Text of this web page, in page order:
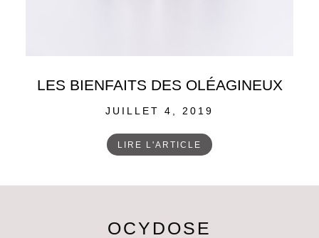
LES BIENFAITS DES OLÉAGINEUX
POSTED
JUILLET 4, 2019
LIRE L'ARTICLE
OCYDOSE